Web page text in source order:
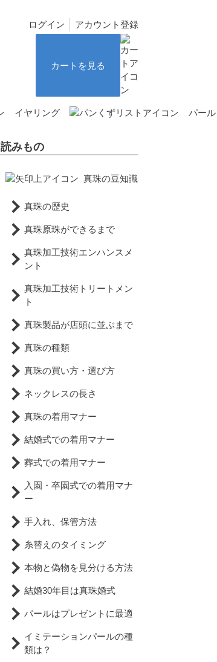
ログイン アカウント登録
カートを見る
イヤリング パー
読みもの
真珠の豆知識
真珠の歴史
真珠原珠ができるまで
真珠加工技術エンハンスメ
ント
真珠加工技術トリートメン
ト
真珠製品が店頭に並ぶまで
真珠の種類
真珠の買い方・選び方
ネックレスの長さ
真珠の着用マナー
結婚式での着用マナー
葬式での着用マナー
入園・卒園式での着用マナ
ー
手入れ、保管方法
糸替えのタイミング
本物と偽物を見分ける方法
結婚30年目は真珠婚式
パールはプレゼントに最適
イミテーションパールの種
類は？